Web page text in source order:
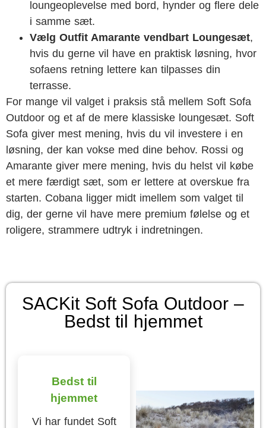
loungeoplevelse med bord, hynder og flere dele
i samme sæt.
Vælg Outfit Amarante vendbart Loungesæt,
hvis du gerne vil have en praktisk løsning, hvor
sofaens retning lettere kan tilpasses din
terrasse.
For mange vil valget i praksis stå mellem Soft Sofa
Outdoor og et af de mere klassiske loungesæt. Soft
Sofa giver mest mening, hvis du vil investere i en
løsning, der kan vokse med dine behov. Rossi og
Amarante giver mere mening, hvis du helst vil købe
et mere færdigt sæt, som er lettere at overskue fra
starten. Cobana ligger midt imellem som valget til
dig, der gerne vil have mere premium følelse og et
roligere, strammere udtryk i indretningen.
SACKit Soft Sofa Outdoor –
Bedst til hjemmet
Bedst til
hjemmet
Vi har fundet Soft